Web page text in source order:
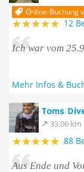
Online-Buchung
12
Ich war vom
Mehr Infos &
Toms
33.06 km
88
Aus Ende und